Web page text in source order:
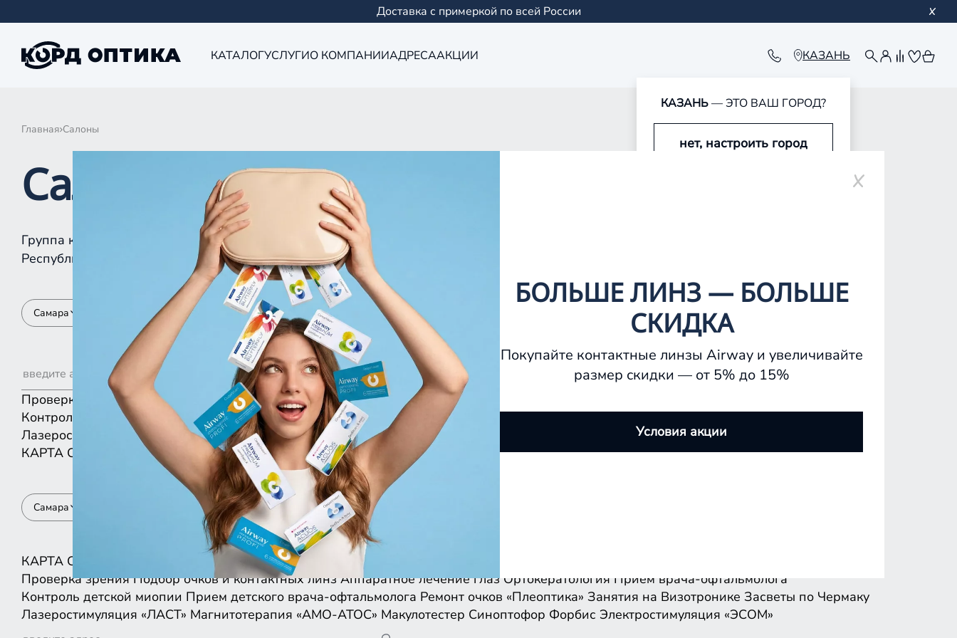
Доставка с примеркой по всей России
КАТАЛОГУСЛУГИО КОМПАНИИАДРЕСААКЦИИ КАЗАНЬ
КАЗАНЬ— ЭТО ВАШ ГОРОД?
нет, настроить город
Главная Салоны
Салоны КОРД Оптика в Самаре
Группа компаний «Корд Оптика» - это более 100 салонов в Казани и
Республике Татарстан, Самаре, Уфе, Рыбинске.
Самара
Проверка зрения Подбор очков и контактных линз Аппаратное лечение глаз
Контроль детской миопии
Прием детского врача-офтальмолога Ремонт очков «Плеоптика» Занятия на Визотронике Засветы по Чермаку
Лазеростимуляция «ЛАСТ»
Магнитотерапия «АМО-АТОС» Макулотестер
Электростимуляция «ЭСОМ»
КАРТА СПИСКОМ
Самара
КАРТА СПИСКОМ
Проверка зрения Подбор очков и контактных линз Аппаратное лечение глаз Ортокератология Прием врача-офтальмолога
Контроль детской миопии Прием детского врача-офтальмолога Ремонт очков «Плеоптика» Занятия на Визотронике Засветы по Чермаку
Лазеростимуляция «ЛАСТ» Магнитотерапия «АМО-АТОС» Макулотестер Синоптофор Форбис Электростимуляция «ЭСОМ»
БОЛЬШЕ ЛИНЗ — БОЛЬШЕ
СКИДКА
Покупайте контактные линзы Airway и увеличивайте
размер скидки — от 5% до 15%
Условия акции